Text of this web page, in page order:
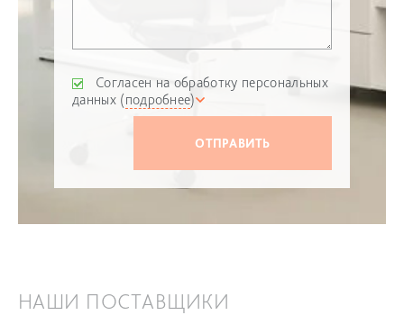
Согласен на обработку персональных
данных (подробнее)
НАШИ ПОСТАВЩИКИ